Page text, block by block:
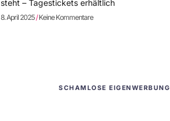
steht – Tagestickets erhältlich
8. April 2025 Keine Kommentare
SCHAMLOSE EIGENWERBUNG